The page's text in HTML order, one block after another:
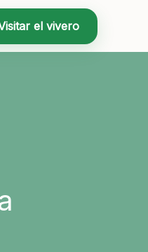
el vivero